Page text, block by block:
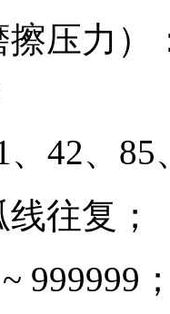
压力）
42、85
往复；
999999